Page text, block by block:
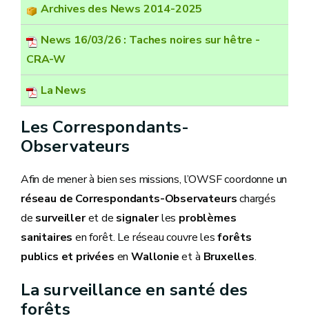
Archives des News 2014-2025
News 16/03/26 : Taches noires sur hêtre -
CRA-W
La News
Les Correspondants-
Observateurs
Afin de mener à bien ses missions, l’OWSF coordonne un
réseau de Correspondants-Observateurschargés
de surveilleret de signalerles problèmes
sanitaires en forêt. Le réseau couvre lesforêts
publics et privées enWallonieet à Bruxelles.
La surveillance en santé des
forêts